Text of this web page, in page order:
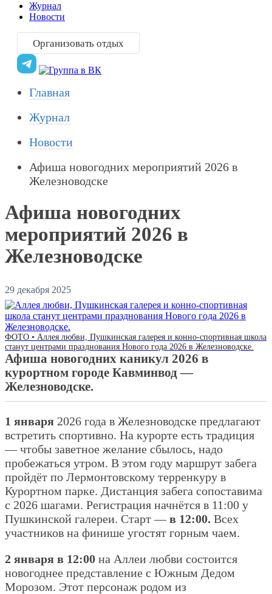
Журнал
Новости
Организовать отдых
Главная
Журнал
Новости
Афиша новогодних мероприятий 2026 в
Железноводске
Афиша новогодних
мероприятий 2026 в
Железноводске
29 декабря 2025
ФОТО • Аллея любви, Пушкинская галерея и конно-спортивная школа
станут центрами празднования Нового года 2026 в Железноводске.
Афиша новогодних каникул 2026 в
курортном городе Кавминвод —
Железноводске.
1 января 2026 года в Железноводске предлагают
встретить спортивно. На курорте есть традиция
— чтобы заветное желание сбылось, надо
пробежаться утром. В этом году маршрут забега
пройдёт по Лермонтовскому терренкуру в
Курортном парке. Дистанция забега сопоставима
с 2026 шагами. Регистрация начнётся в 11:00 у
Пушкинской галереи. Старт —в 12:00. Всех
участников на финише угостят горным чаем.
2 января в 12:00 на Аллеи любви состоится
новогоднее представление с Южным Дедом
Морозом. Этот персонаж родом из